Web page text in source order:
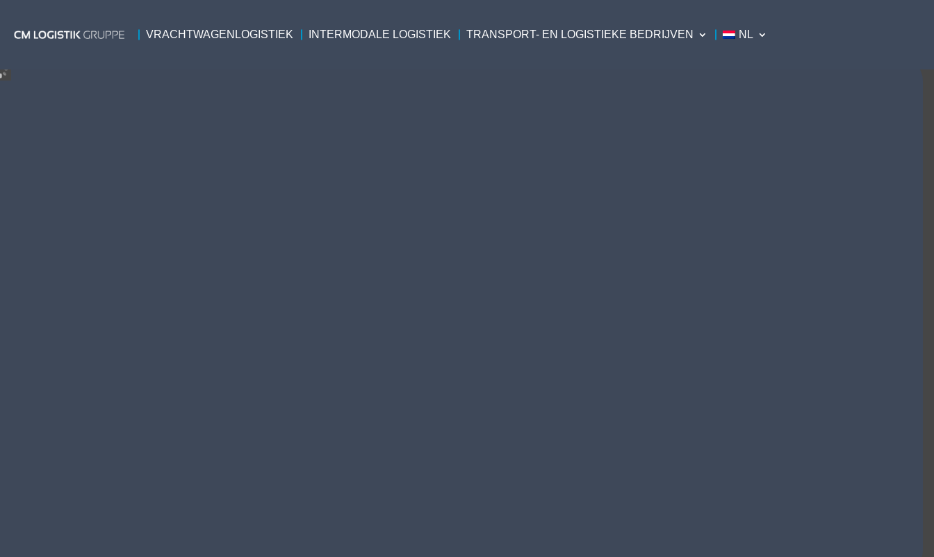
VRACHTWAGENLOGISTIEK INTERMODALE LOGISTIEK TRANSPORT- EN LOGISTIEKE BEDRIJVEN NL